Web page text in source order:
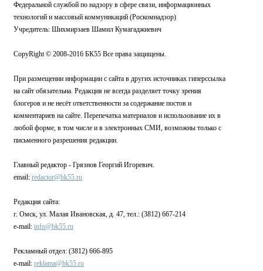
Федеральной службой по надзору в сфере связи, информационных
технологий и массовый коммуникаций (Роскомнадзор)
Учредитель: Шихмирзаев Шамил Кумагаджиевич
CopyRight © 2008-2016 БК55 Все права защищены.
При размещении информации с сайта в других источниках гиперссылка
на сайт обязательна. Редакция не всегда разделяет точку зрения
блогеров и не несёт ответственности за содержание постов и
комментариев на сайте. Перепечатка материалов и использование их в
любой форме, в том числе и в электронных СМИ, возможны только с
письменного разрешения редакции.
Главный редактор - Грязнов Георгий Игоревич.
email: redactor@bk55.ru
Редакция сайта:
г. Омск, ул. Малая Ивановская, д. 47, тел.: (3812) 667-214
e-mail: info@bk55.ru
Рекламный отдел: (3812) 666-895
e-mail: reklama@bk55.ru